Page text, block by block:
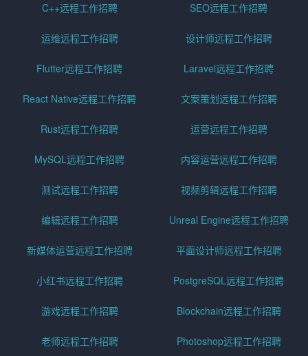
C++远程工作招聘 SEO远程工作招聘
运维远程工作招聘 设计师远程工作招聘
Flutter远程工作招聘 Laravel远程工作招聘
React Native远程工作招聘 文案策划远程工作招聘
Rust远程工作招聘 运营远程工作招聘
MySQL远程工作招聘 内容运营远程工作招聘
测试远程工作招聘 视频剪辑远程工作招聘
编辑远程工作招聘 Unreal Engine远程工作招聘
新媒体运营远程工作招聘 平面设计师远程工作招聘
小红书远程工作招聘 PostgreSQL远程工作招聘
游戏远程工作招聘 Blockchain远程工作招聘
老师远程工作招聘 Photoshop远程工作招聘